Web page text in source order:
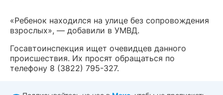
«Ребенок находился на улице без сопровождения
взрослых», — добавили в УМВД.
Госавтоинспекция ищет очевидцев данного
происшествия. Их просят обращаться по
телефону 8 (3822) 795-327.